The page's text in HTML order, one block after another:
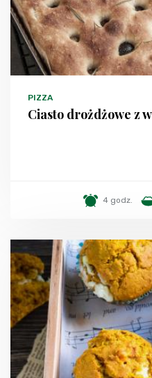
PIZZA
Ciasto drożdżowe z
4 godz.